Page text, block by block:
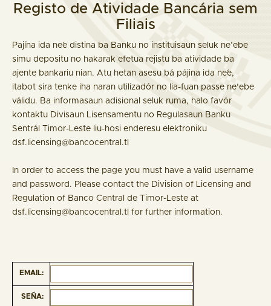
Registo de Atividade Bancária sem
Filiais
Pajína ida ne´e distina ba Banku no instituisaun seluk ne’ebe
simu depositu no hakarak efetua rejistu ba atividade ba
ajente bankariu nian. Atu hetan asesu bá pájina ida ne´e,
itabot sira tenke iha naran utilizadór no lia-fuan passe ne’ebe
válidu. Ba informasaun adisional seluk ruma, halo favór
kontaktu Divisaun Lisensamentu no Regulasaun Banku
Sentrál Timor-Leste liu-hosi enderesu elektroniku
dsf.licensing@bancocentral.tl
In order to access the page you must have a valid username
and password. Please contact the Division of Licensing and
Regulation of Banco Central de Timor-Leste at
dsf.licensing@bancocentral.tl for further information.
EMAIL:
SEÑA: